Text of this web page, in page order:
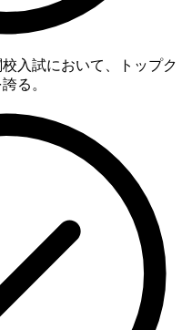
入試において、
トップク
る。